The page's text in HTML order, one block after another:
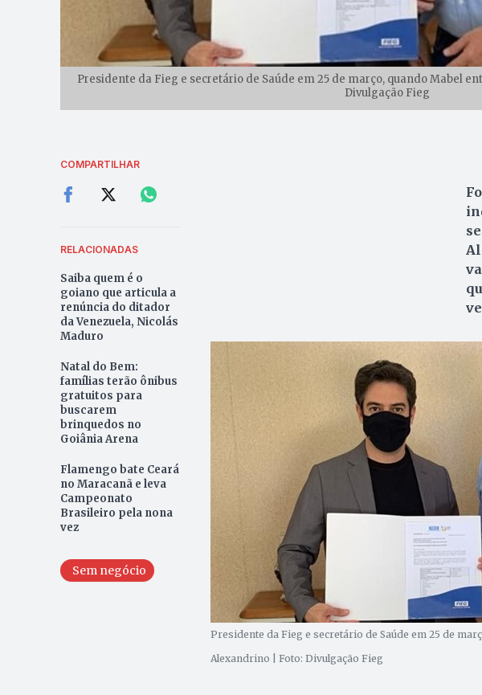
Presidente da Fieg e secretário de Saúde em 25 de março, quando Mabel
Divulgação Fieg
COMPARTILHAR
RELACIONADAS
Saiba quem é o
goiano que articula a
renúncia do ditador
da Venezuela, Nicolás
Maduro
Natal do Bem:
famílias terão ônibus
gratuitos para
buscarem
brinquedos no
Goiânia Arena
Flamengo bate Ceará
no Maracanã e leva
Campeonato
Brasileiro pela nona
vez
Sem negócio
Presidente da Fieg e secretário de Saúde em 25 de
Alexandrino | Foto: Divulgação Fieg